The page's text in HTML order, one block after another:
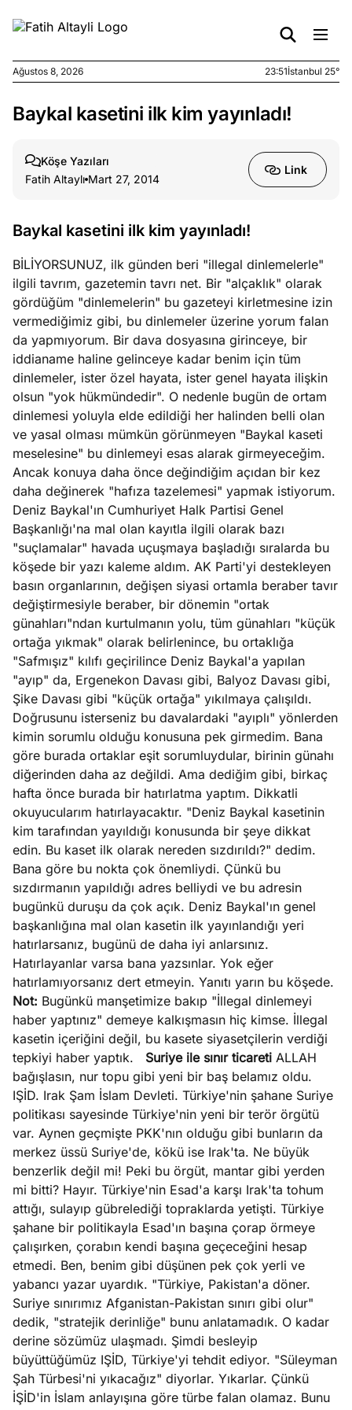
Ağustos
kirli
6, 2026
yasalar
Ağustos
5, 2026
stok
caiz
Köşe
Yazıları
Spor
Yazıları
Yazıları
Ağustos 8, 2026 23:51İstanbul 25°
Baykal kasetini ilk kim yayınladı!
Köşe Yazıları
Fatih Altaylı Mart 27, 2014
Link
Baykal kasetini ilk kim yayınladı!
BİLİYORSUNUZ, ilk günden beri "illegal dinlemelerle"
ilgili tavrım, gazetemin tavrı net. Bir "alçaklık" olarak
gördüğüm "dinlemelerin" bu gazeteyi kirletmesine izin
vermediğimiz gibi, bu dinlemeler üzerine yorum falan
da yapmıyorum. Bir dava dosyasına girinceye, bir
iddianame haline gelinceye kadar benim için tüm
dinlemeler, ister özel hayata, ister genel hayata ilişkin
olsun "yok hükmündedir". O nedenle bugün de ortam
dinlemesi yoluyla elde edildiği her halinden belli olan
ve yasal olması mümkün görünmeyen "Baykal kaseti
meselesine" bu dinlemeyi esas alarak girmeyeceğim.
Ancak konuya daha önce değindiğim açıdan bir kez
daha değinerek "hafıza tazelemesi" yapmak istiyorum.
Deniz Baykal'ın Cumhuriyet Halk Partisi Genel
Başkanlığı'na mal olan kayıtla ilgili olarak bazı
"suçlamalar" havada uçuşmaya başladığı sıralarda bu
köşede bir yazı kaleme aldım. AK Parti'yi destekleyen
basın organlarının, değişen siyasi ortamla beraber tavır
değiştirmesiyle beraber, bir dönemin "ortak
günahları"ndan kurtulmanın yolu, tüm günahları "küçük
ortağa yıkmak" olarak belirlenince, bu ortaklığa
"Safmışız" kılıfı geçirilince Deniz Baykal'a yapılan
"ayıp" da, Ergenekon Davası gibi, Balyoz Davası gibi,
Şike Davası gibi "küçük ortağa" yıkılmaya çalışıldı.
Doğrusunu isterseniz bu davalardaki "ayıplı" yönlerden
kimin sorumlu olduğu konusuna pek girmedim. Bana
göre burada ortaklar eşit sorumluydular, birinin günahı
diğerinden daha az değildi. Ama dediğim gibi, birkaç
hafta önce burada bir hatırlatma yaptım. Dikkatli
okuyucularım hatırlayacaktır. "Deniz Baykal kasetinin
kim tarafından yayıldığı konusunda bir şeye dikkat
edin. Bu kaset ilk olarak nereden sızdırıldı?" dedim.
Bana göre bu nokta çok önemliydi. Çünkü bu
sızdırmanın yapıldığı adres belliydi ve bu adresin
bugünkü duruşu da çok açık. Deniz Baykal'ın genel
başkanlığına mal olan kasetin ilk yayınlandığı yeri
hatırlarsanız, bugünü de daha iyi anlarsınız.
Hatırlayanlar varsa bana yazsınlar. Yok eğer
hatırlamıyorsanız dert etmeyin. Yanıtı yarın bu köşede.
Not: Bugünkü manşetimize bakıp "İllegal dinlemeyi
haber yaptınız" demeye kalkışmasın hiç kimse. İllegal
kasetin içeriğini değil, bu kasete siyasetçilerin verdiği
tepkiyi haber yaptık. Suriye ile sınır ticareti ALLAH
bağışlasın, nur topu gibi yeni bir baş belamız oldu.
IŞİD. Irak Şam İslam Devleti. Türkiye'nin şahane Suriye
politikası sayesinde Türkiye'nin yeni bir terör örgütü
var. Aynen geçmişte PKK'nın olduğu gibi bunların da
merkez üssü Suriye'de, kökü ise Irak'ta. Ne büyük
benzerlik değil mi! Peki bu örgüt, mantar gibi yerden
mi bitti? Hayır. Türkiye'nin Esad'a karşı Irak'ta tohum
attığı, sulayıp gübrelediği topraklarda yetişti. Türkiye
şahane bir politikayla Esad'ın başına çorap örmeye
çalışırken, çorabın kendi başına geçeceğini hesap
etmedi. Ben, benim gibi düşünen pek çok yerli ve
yabancı yazar uyardık. "Türkiye, Pakistan'a döner.
Suriye sınırımız Afganistan-Pakistan sınırı gibi olur"
dedik, "stratejik derinliğe" bunu anlatamadık. O kadar
derine sözümüz ulaşmadı. Şimdi besleyip
büyüttüğümüz IŞİD, Türkiye'yi tehdit ediyor. "Süleyman
Şah Türbesi'ni yıkacağız" diyorlar. Yıkarlar. Çünkü
İŞİD'in İslam anlayışına göre türbe falan olamaz. Bunu